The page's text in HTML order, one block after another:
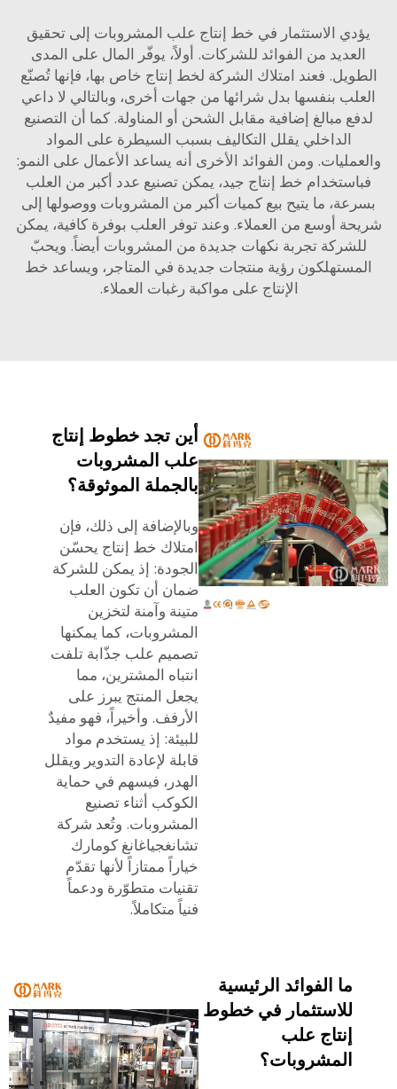
الاستثمار في خط إنتاج علب المشروبات إلى تحقيق
من الفوائد للشركات. أولاً، يوفّر المال على المدى
فعند امتلاك الشركة لخط إنتاج خاص بها، فإنها تُصنّع
بنفسها بدل شرائها من جهات أخرى، وبالتالي لا داعي
مبالغ إضافية مقابل الشحن أو المناولة. كما أن التصنيع
الداخلي يقلل التكاليف بسبب السيطرة على المواد
ومن الفوائد الأخرى أنه يساعد الأعمال على النمو:
خط إنتاج جيد، يمكن تصنيع عدد أكبر من العلب
ما يتيح بيع كميات أكبر من المشروبات ووصولها إلى
أوسع من العملاء. وعند توفر العلب بوفرة كافية، يمكن
تجربة نكهات جديدة من المشروبات أيضاً. ويحبّ
رؤية منتجات جديدة في المتاجر، ويساعد خط
الإنتاج على مواكبة رغبات العملاء.
أين تجد خطوط إنتاج
علب المشروبات
بالجملة الموثوقة؟
وبالإضافة إلى ذلك، فإن
امتلاك خط إنتاج يحسّن
الجودة: إذ يمكن للشركة
ضمان أن تكون العلب
متينة وآمنة لتخزين
المشروبات، كما يمكنها
تصميم علب جذّابة تلفت
انتباه المشترين، مما
يجعل المنتج يبرز على
الأرفف. وأخيراً، فهو مفيدٌ
للبيئة: إذ يستخدم مواد
قابلة لإعادة التدوير ويقلل
الهدر، فيسهم في حماية
الكوكب أثناء تصنيع
المشروبات. وتُعد شركة
تشانغجياغانغ كومارك
خياراً ممتازاً لأنها تقدّم
تقنيات متطوّرة ودعماً
فنياً متكاملاً.
ما الفوائد الرئيسية
للاستثمار في خطوط
إنتاج علب
المشروبات؟